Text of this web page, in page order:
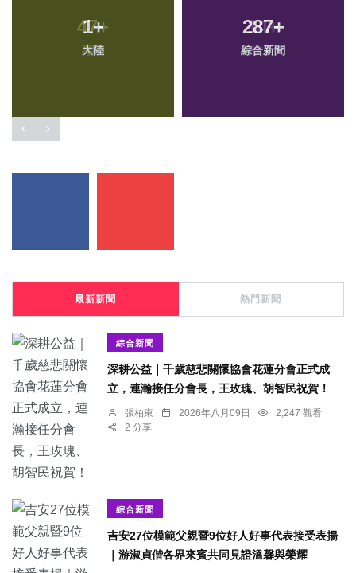
1+
大陸
287+
綜合新聞
最新新聞 熱門新聞
綜合新聞
深耕公益｜千歲慈悲關懷協會花蓮分會正式成
立，連瀚接任分會長，王玫瑰、胡智民祝賀！
張柏東 2026年八月09日
2,247 觀看
2 分享
綜合新聞
吉安27位模範父親暨9位好人好事代表接受表揚
｜游淑貞偕各界來賓共同見證溫馨與榮耀